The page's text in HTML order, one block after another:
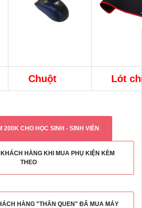
Chuột Lót
200K CHO HỌC SINH - SINH VIÊN
HÀNG KHI MUA PHỤ KIỆN KÈM
THEO
HÀNG "THÂN QUEN" ĐÃ MUA MÁY